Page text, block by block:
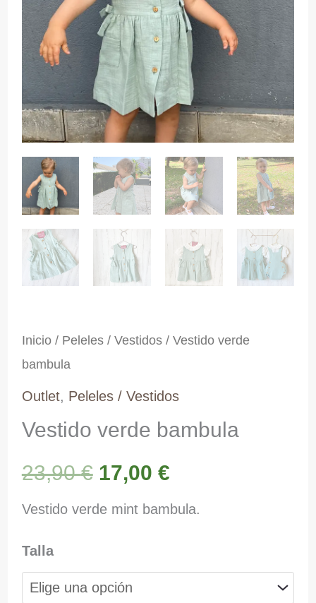
Inicio/ Peleles / Vestidos/ Vestido verde
bambula
Outlet, Peleles / Vestidos
Vestido verde bambula
23,90€ El
precio
era:
17,00 €El
precio
Vestido verde mint bambula.
Talla